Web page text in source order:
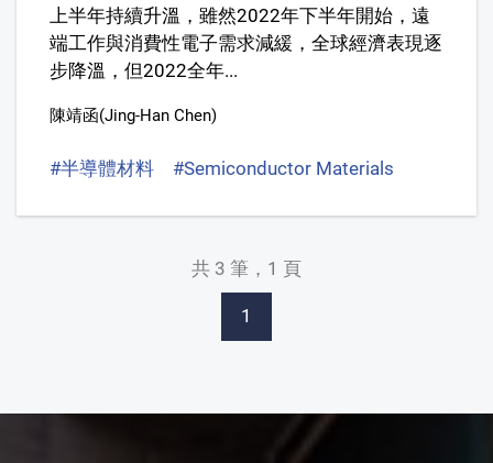
上半年持續升溫，雖然2022年下半年開始，遠
端工作與消費性電子需求減緩，全球經濟表現逐
步降溫，但2022全年...
陳靖函(Jing-Han Chen)
#半導體材料 #Semiconductor Materials
共 3 筆，1 頁
1